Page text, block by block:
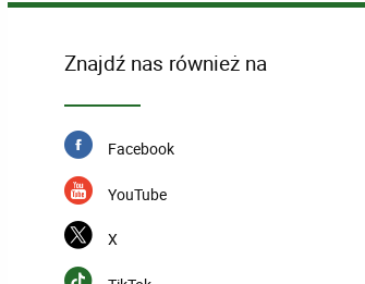
Znajdź nas również na
Facebook
YouTube
X